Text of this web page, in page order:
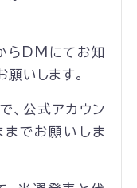
らDMにてお知
いします。
公式アカウン
までお願いしま